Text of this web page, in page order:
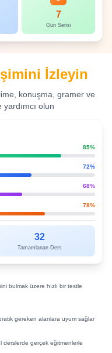
7
Gün Serisi
İzleyin
konuşma, gramer ve
olun
85%
72%
68%
78%
32
Tamamlanan Ders
bulmak üzere hızlı bir testle
gereken alanlara uyum sağlar
derslerde gerçek eğitmenlerle